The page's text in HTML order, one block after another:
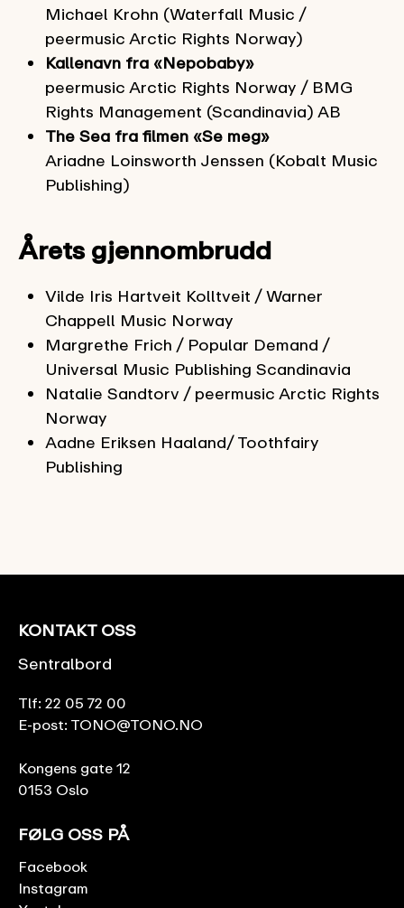
Michael Krohn (Waterfall Music /
peermusic Arctic Rights Norway)
Kallenavn fra «Nepobaby»
peermusic Arctic Rights Norway / BMG
Rights Management (Scandinavia) AB
The Sea fra filmen «Se meg»
Ariadne Loinsworth Jenssen (Kobalt Music
Publishing)
Årets gjennombrudd
Vilde Iris Hartveit Kolltveit / Warner
Chappell Music Norway
Margrethe Frich / Popular Demand /
Universal Music Publishing Scandinavia
Natalie Sandtorv / peermusic Arctic Rights
Norway
Aadne Eriksen Haaland/ Toothfairy
Publishing
KONTAKT OSS
Sentralbord
Tlf: 22 05 72 00
E-post: TONO@TONO.NO
Kongens gate 12
0153 Oslo
FØLG OSS PÅ
Facebook
Instagram